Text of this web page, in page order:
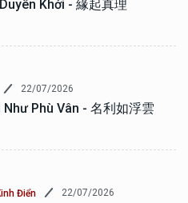
Khởi - 緣起真理
22/07/2026
Như Phù Vân - 名利如浮雲
Điển 22/07/2026